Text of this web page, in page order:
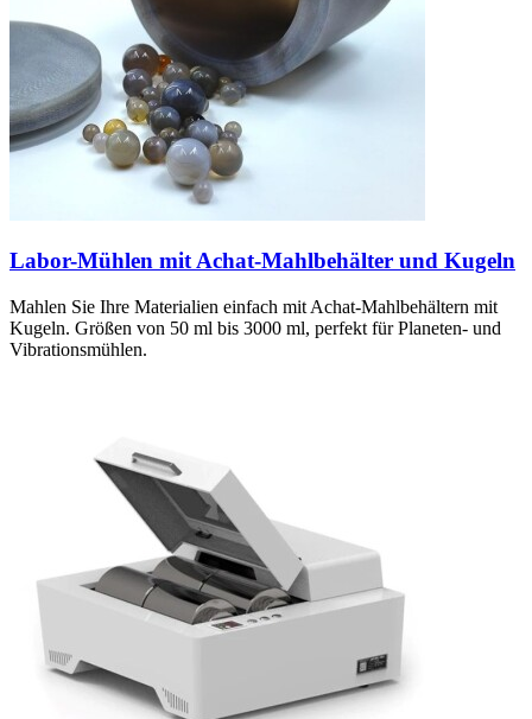
Labor-Mühlen mit Achat-Mahlbehälter und Kugeln
Mahlen Sie Ihre Materialien einfach mit Achat-Mahlbehältern mit
Kugeln. Größen von 50 ml bis 3000 ml, perfekt für Planeten- und
Vibrationsmühlen.